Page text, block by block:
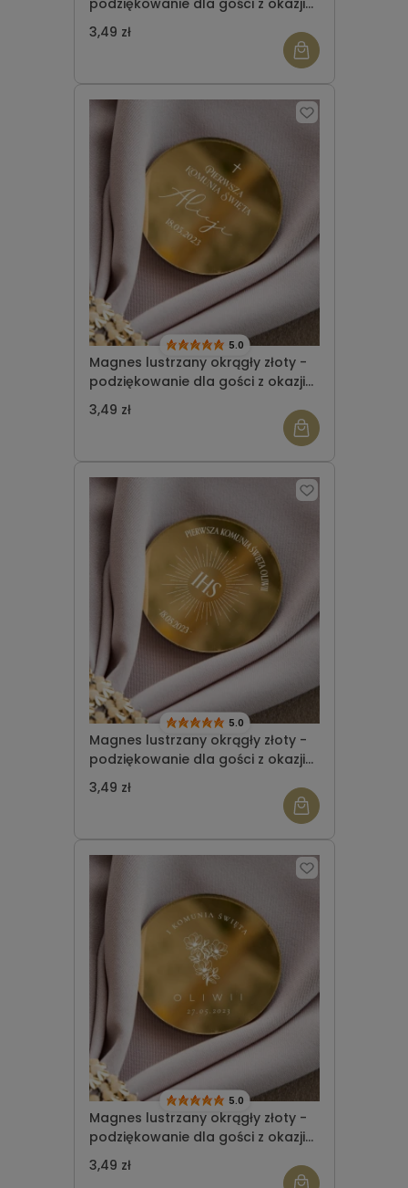
podziękowanie dla gości z okazji
Komunii Świętej wzór 3
3,49 zł
Magnes lustrzany okrągły złoty -
podziękowanie dla gości z okazji
Komunii Świętej wzór 4
5.0
3,49 zł
Magnes lustrzany okrągły złoty -
podziękowanie dla gości z okazji
Komunii Świętej wzór 5
5.0
3,49 zł
Magnes lustrzany okrągły złoty -
podziękowanie dla gości z okazji
Komunii Świętej wzór 6
5.0
3,49 zł